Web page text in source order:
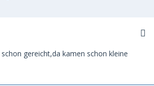
gereicht,da kamen schon kleine